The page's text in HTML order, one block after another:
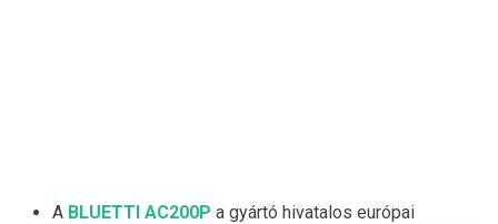
A BLUETTI AC200P a gyártó hivatalos európai